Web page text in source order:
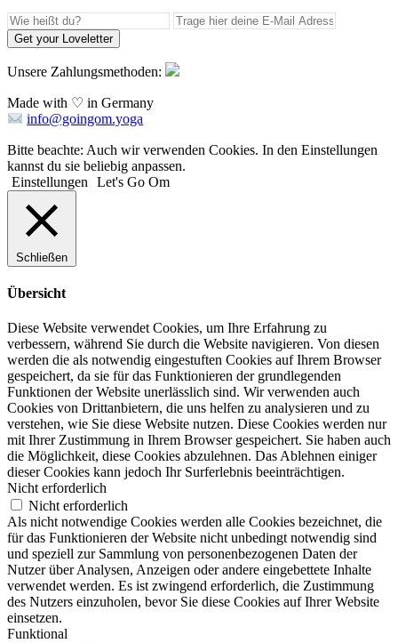
Get your Loveletter
Unsere Zahlungsmethoden:
Made with ♡ in Germany
info@goingom.yoga
Bitte beachte: Auch wir verwenden Cookies. In den Einstellungen
kannst du sie beliebig anpassen.
Einstellungen
Let's Go Om
Schließen
Übersicht
Diese Website verwendet Cookies, um Ihre Erfahrung zu
verbessern, während Sie durch die Website navigieren. Von diesen
werden die als notwendig eingestuften Cookies auf Ihrem Browser
gespeichert, da sie für das Funktionieren der grundlegenden
Funktionen der Website unerlässlich sind. Wir verwenden auch
Cookies von Drittanbietern, die uns helfen zu analysieren und zu
verstehen, wie Sie diese Website nutzen. Diese Cookies werden nur
mit Ihrer Zustimmung in Ihrem Browser gespeichert. Sie haben auch
die Möglichkeit, diese Cookies abzulehnen. Das Ablehnen einiger
dieser Cookies kann jedoch Ihr Surferlebnis beeinträchtigen.
Nicht erforderlich
Nicht erforderlich
Als nicht notwendige Cookies werden alle Cookies bezeichnet, die
für das Funktionieren der Website nicht unbedingt notwendig sind
und speziell zur Sammlung von personenbezogenen Daten der
Nutzer über Analysen, Anzeigen oder andere eingebettete Inhalte
verwendet werden. Es ist zwingend erforderlich, die Zustimmung
des Nutzers einzuholen, bevor Sie diese Cookies auf Ihrer Website
einsetzen.
Funktional